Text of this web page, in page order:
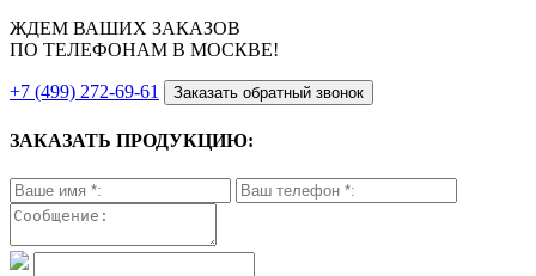
ЖДЕМ ВАШИХ ЗАКАЗОВ
ПО ТЕЛЕФОНАМ В МОСКВЕ!
+7 (499) 272-69-61 Заказать обратный звонок
ЗАКАЗАТЬ ПРОДУКЦИЮ: